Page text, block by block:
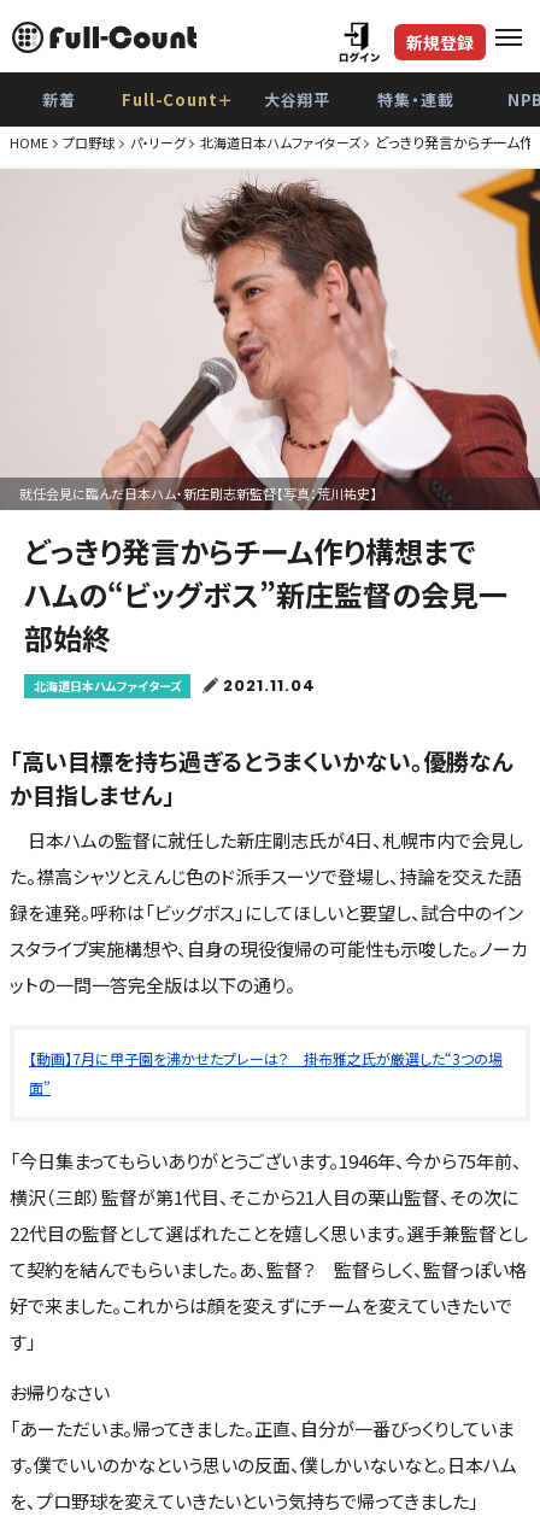
新規登録
新着 Full-Count＋ 大谷翔平 特集・連載
HOME プロ野球 パ・リーグ 北海道日本ハムファイターズ どっきり発言からチーム
就任会見に臨んだ日本ハム・新庄剛志新監督【写真：荒川祐史】
どっきり発言からチーム作り構想まで
ハムの“ビッグボス”新庄監督の会見一
部始終
北海道日本ハムファイターズ 2021.11.04
「高い目標を持ち過ぎるとうまくいかない。優勝なん
か目指しません」
日本ハムの監督に就任した新庄剛志氏が4日、札幌市内で会見し
た。襟高シャツとえんじ色のド派手スーツで登場し、持論を交えた語
録を連発。呼称は「ビッグボス」にしてほしいと要望し、試合中のイン
スタライブ実施構想や、自身の現役復帰の可能性も示唆した。ノーカ
ットの一問一答完全版は以下の通り。
【動画】7月に甲子園を沸かせたプレーは？ 掛布雅之氏が厳選した“3つの場
面”
「今日集まってもらいありがとうございます。1946年、今から75年前、
横沢（三郎）監督が第1代目、そこから21人目の栗山監督、その次に
22代目の監督として選ばれたことを嬉しく思います。選手兼監督とし
て契約を結んでもらいました。あ、監督？ 監督らしく、監督っぽい格
好で来ました。これからは顔を変えずにチームを変えていきたいで
す」
――お帰りなさい
「あーただいま。帰ってきました。正直、自分が一番びっくりしていま
す。僕でいいのかなという思いの反面、僕しかいないなと。日本ハム
を、プロ野球を変えていきたいという気持ちで帰ってきました」